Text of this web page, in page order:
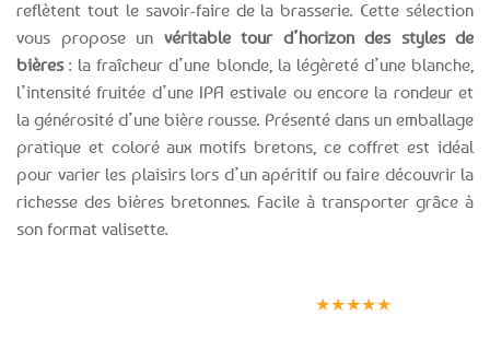
reflètent tout le savoir-faire de la brasserie. Cette sélection
vous propose un véritable tour d’horizon des styles de
bières: la fraîcheur d’une blonde, la légèreté d’une blanche,
l’intensité fruitée d’une IPA estivale ou encore la rondeur et
la générosité d’une bière rousse. Présenté dans un emballage
pratique et coloré aux motifs bretons, ce coffret est idéal
pour varier les plaisirs lors d’un apéritif ou faire découvrir la
richesse des bières bretonnes. Facile à transporter grâce à
son format valisette.
★★★★★